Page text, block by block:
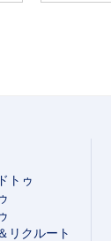
トゥ
リクルート